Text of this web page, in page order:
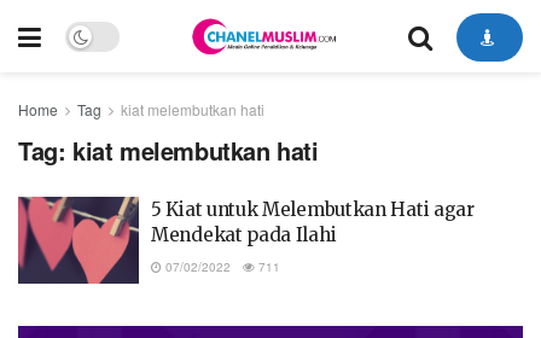
Home Tag kiat melembutkan hati
Tag: kiat melembutkan hati
5 Kiat untuk Melembutkan Hati agar
Mendekat pada Ilahi
07/02/2022 711